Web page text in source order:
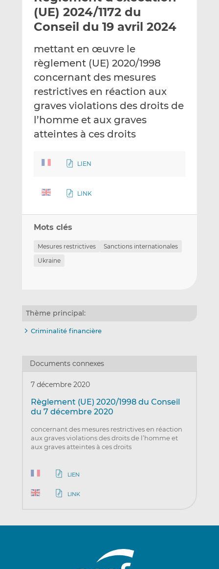
e
r
p
r
e
m
i
l
g
e
r
u
r
L
n
k
e
d
g
e
r
u
r
F
a
c
e
b
o
(UE) 2024/1172 du
Conseil du 19 avril 2024
mettant en œuvre le
règlement (UE) 2020/1998
concernant des mesures
restrictives en réaction aux
graves violations des droits de
l’homme et aux graves
atteintes à ces droits
LIEN
LINK
Mots clés
Mesures restrictives
Sanctions internationales
Ukraine
Thème principal:
Criminalité financière
Documents connexes
7 décembre 2020
Règlement (UE) 2020/1998 du Conseil
du 7 décembre 2020
concernant des mesures restrictives en réaction
aux graves violations des droits de l’homme et
aux graves atteintes à ces droits
LIEN
LINK